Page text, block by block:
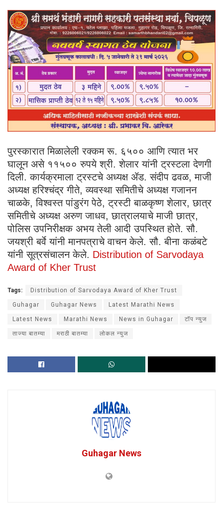
पुरस्कारात मिळालेली रक्कम रू. ६५०० आणि त्यात भर
घालून असे ११५०० रुपये श्री. शेलार यांनी ट्रस्टला देणगी
दिली. कार्यक्रमाला ट्रस्टचे अध्यक्ष ॲड. संदीप ढवळ, माजी
अध्यक्ष हरिश्चंद्र गीते, व्यवस्था समितीचे अध्यक्ष गजानन
चाळके, विश्वस्त पांडुरंग पेठे, ट्रस्टी बाळकृष्ण शेलार, छात्र
समितीचे अध्यक्ष अरुण जाधव, छात्रालयाचे माजी छात्र,
पोलिस उपनिरीक्षक अभय तेली आदी उपस्थित होते. सौ.
जयश्री बर्वे यांनी मानपत्राचे वाचन केले. सौ. बीना कळंबटे
यांनी सूत्रसंचालन केले. Distribution of Sarvodaya
Award of Kher Trust
Tags: Distribution of Sarvodaya Award of Kher Trust
Guhagar Guhagar News Latest Marathi News
Latest News Marathi News News in Guhagar टॉप न्युज
ताज्या बातम्या मराठी बातम्या लोकल न्युज
Guhagar News